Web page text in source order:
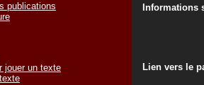
publications
jouer un texte
Informations
Lien vers le